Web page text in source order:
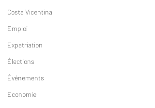
Costa Vicentina
Emploi
Expatriation
Élections
Événements
Economie